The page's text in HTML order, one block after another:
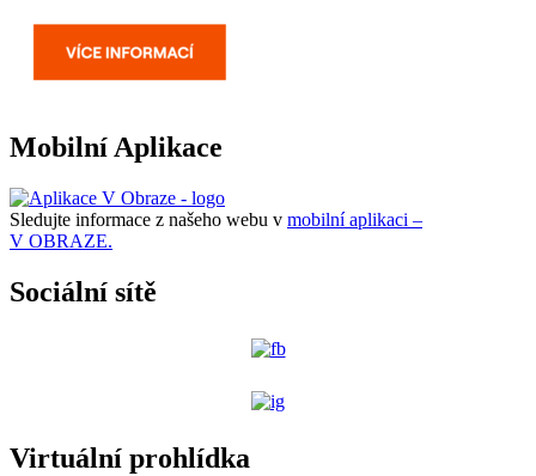
Mobilní Aplikace
Sledujte informace z našeho webu v mobilní aplikaci –
V OBRAZE.
Sociální sítě
Virtuální prohlídka